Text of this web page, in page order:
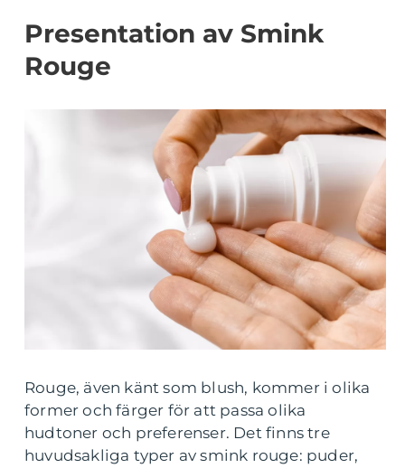
Presentation av Smink
Rouge
Rouge, även känt som blush, kommer i olika
former och färger för att passa olika
hudtoner och preferenser. Det finns tre
huvudsakliga typer av smink rouge: puder,